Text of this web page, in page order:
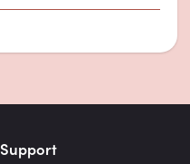
Support